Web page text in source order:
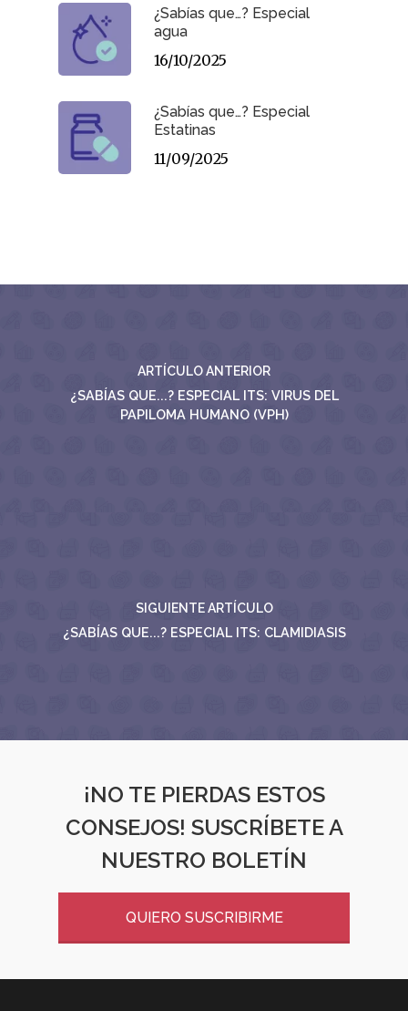
¿Sabías que…? Especial
agua
16/10/2025
¿Sabías que…? Especial
Estatinas
11/09/2025
ARTÍCULO ANTERIOR
¿SABÍAS QUE...? ESPECIAL ITS: VIRUS DEL
PAPILOMA HUMANO (VPH)
SIGUIENTE ARTÍCULO
¿SABÍAS QUE...? ESPECIAL ITS: CLAMIDIASIS
¡NO TE PIERDAS ESTOS
CONSEJOS! SUSCRÍBETE A
NUESTRO BOLETÍN
QUIERO SUSCRIBIRME